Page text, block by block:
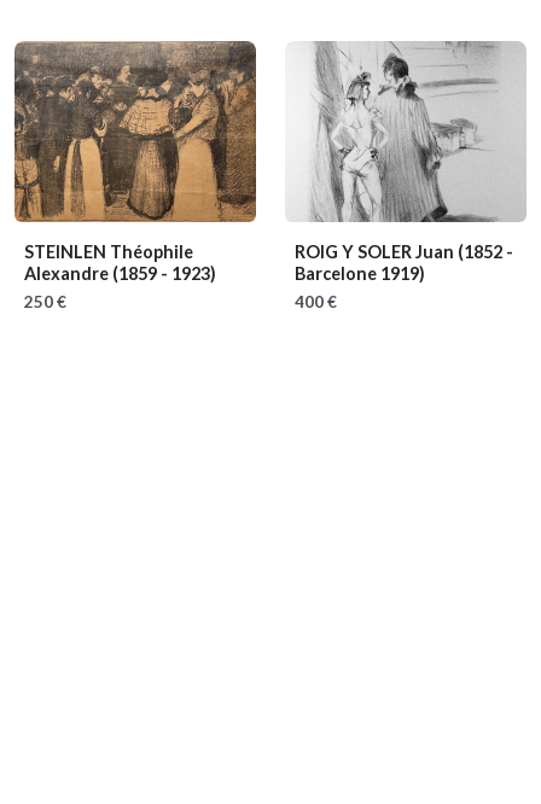
STEINLEN Théophile
Alexandre (1859 - 1923)
250 €
ROIG Y SOLER Juan (1852 -
Barcelone 1919)
400 €